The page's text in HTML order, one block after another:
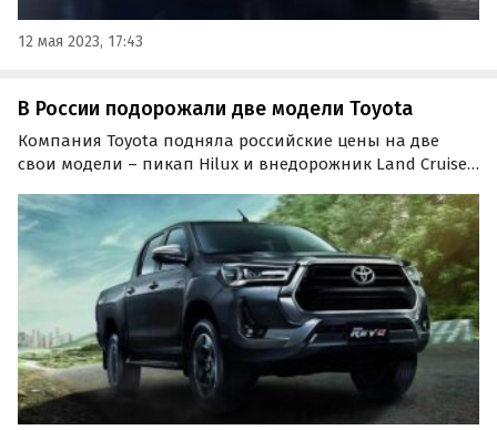
12 мая 2023, 17:43
В России подорожали две модели Toyota
Компания Toyota подняла российские цены на две
свои модели – пикап Hilux и внедорожник Land Cruiser
0,02-4,21%. Об этом в понедельник, 27 декабря, сообщают
«Автоновости дня».